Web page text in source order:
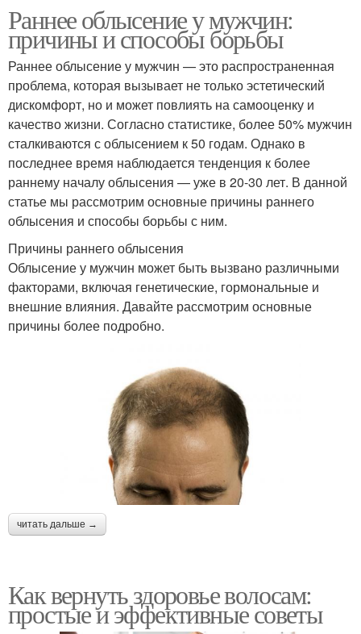
Раннее облысение у мужчин:
причины и способы борьбы
Раннее облысение у мужчин — это распространенная
проблема, которая вызывает не только эстетический
дискомфорт, но и может повлиять на самооценку и
качество жизни. Согласно статистике, более 50% мужчин
сталкиваются с облысением к 50 годам. Однако в
последнее время наблюдается тенденция к более
раннему началу облысения — уже в 20-30 лет. В данной
статье мы рассмотрим основные причины раннего
облысения и способы борьбы с ним.
Причины раннего облысения
Облысение у мужчин может быть вызвано различными
факторами, включая генетические, гормональные и
внешние влияния. Давайте рассмотрим основные
причины более подробно.
читать дальше →
Как вернуть здоровье волосам:
простые и эффективные советы